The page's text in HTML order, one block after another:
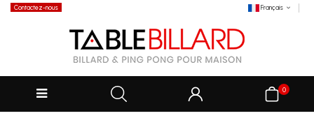
Contactez-nous Français
0